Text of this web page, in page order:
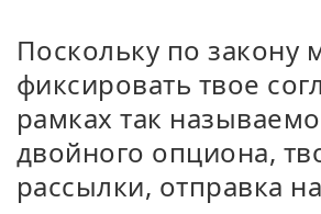
Поскольку по закону
фиксировать твое
рамках так
двойного опциона,
рассылки, отправка